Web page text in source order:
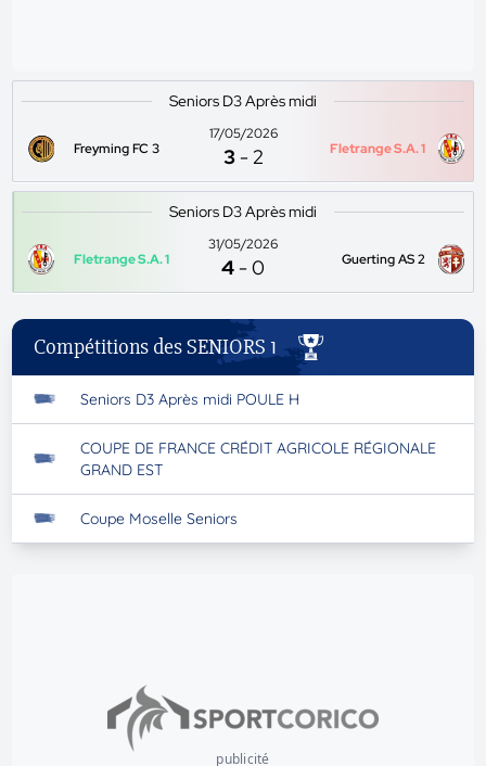
Seniors D3 Après midi
Freyming FC 3
17/05/2026
3 -2 Fletrange S.A. 1
Seniors D3 Après midi
Fletrange S.A. 1
31/05/2026
4 -0 Guerting AS 2
Compétitions des SENIORS 1
Seniors D3 Après midi POULE H
COUPE DE FRANCE CRÉDIT AGRICOLE RÉGIONALE
GRAND EST
Coupe Moselle Seniors
publicité